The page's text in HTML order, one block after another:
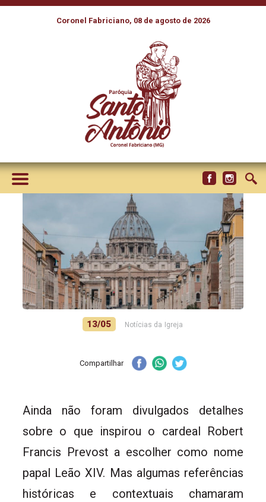
Coronel Fabriciano, 08 de agosto de 2026
FRANCISCO E LEÃO: NOME DO
NOVO PAPA REMONTA A
AMIZADE PROFUNDA DE SÃO
FRANCISCO DE ASSIS
13/05 Notícias da Igreja
Compartilhar
Ainda não foram divulgados detalhes
sobre o que inspirou o cardeal Robert
Francis Prevost a escolher como nome
papal Leão XIV. Mas algumas referências
históricas e contextuais chamaram